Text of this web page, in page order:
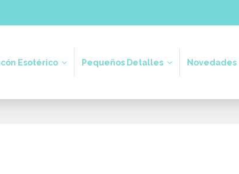
Esotérico Pequeños Detalles Novedades